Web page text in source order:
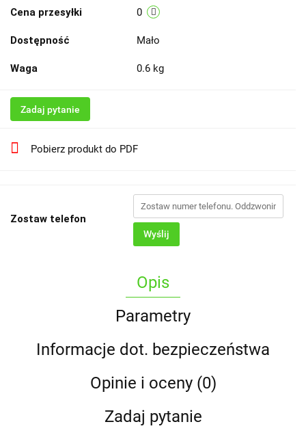
Cena przesyłki 0
Dostępność Mało
Waga 0.6 kg
Zadaj pytanie
Pobierz produkt do PDF
Zostaw telefon
Wyślij
Opis
Parametry
Informacje dot. bezpieczeństwa
Opinie i oceny (0)
Zadaj pytanie